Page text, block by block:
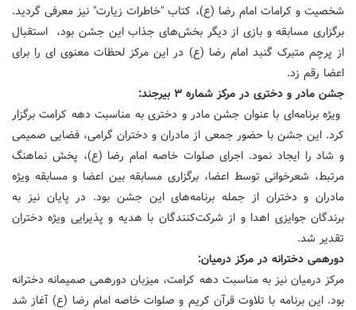
شخصیت و کرامات امام رضا (ع)، کتاب "خاطرات زیارت" نیز معرفی گردید.
برگزاری مسابقه و بازی از دیگر بخش‌های جذاب این جشن بود، استقبال
از پرچم متبرک گنبد امام رضا (ع) در این مرکز لحظات معنوی ای را برای
اعضا رقم زد.
جشن مادر و دختری در مرکز شماره ۳ بیرجند:
ویژه برنامه‌ای با عنوان جشن مادر و دختری به مناسبت دهه کرامت برگزار
کرد. این جشن با حضور جمعی از مادران و دختران گرامی، فضایی صمیمی
و شاد را ایجاد نمود. اجرای صلوات خاصه امام رضا (ع)، پخش نماهنگ
مرتبط، شعرخوانی توسط اعضا، برگزاری مسابقه بین اعضا و مسابقه ویژه
مادران و دختران از جمله برنامه‌های این جشن بود. در پایان نیز به
برندگان جوایزی اهدا و از شرکت‌کنندگان با هدیه و پذیرایی ویژه دختران
تقدیر شد.
دورهمی دخترانه در مرکز درمیان:
مرکز درمیان نیز به مناسبت دهه کرامت، میزبان دورهمی صمیمانه دخترانه
بود. این برنامه با تلاوت قرآن کریم و صلوات خاصه امام رضا (ع) آغاز شد